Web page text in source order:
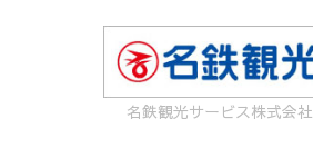
名鉄観光サービス株式会社